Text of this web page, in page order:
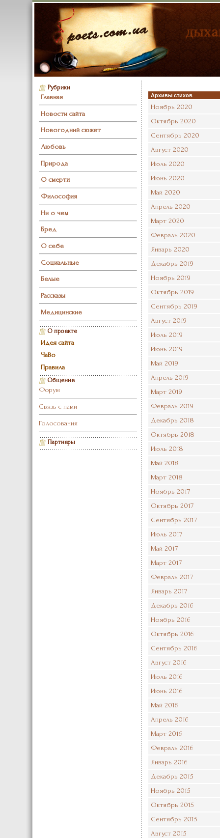
Рубрики
Главная
Новости сайта
Новогодний сюжет
Любовь
Природа
О смерти
Философия
Ни о чем
Бред
О себе
Социальные
Белые
Рассказы
Медицинские
О проекте
Идея сайта
ЧаВо
Правила
Общение
Форум
Связь с нами
Голосования
Партнеры
Архивы стихов
Ноябрь 2020
Октябрь 2020
Сентябрь 2020
Август 2020
Июль 2020
Июнь 2020
Май 2020
Апрель 2020
Март 2020
Февраль 2020
Январь 2020
Декабрь 2019
Ноябрь 2019
Октябрь 2019
Сентябрь 2019
Август 2019
Июль 2019
Июнь 2019
Май 2019
Апрель 2019
Март 2019
Февраль 2019
Декабрь 2018
Октябрь 2018
Июль 2018
Май 2018
Март 2018
Ноябрь 2017
Октябрь 2017
Сентябрь 2017
Июль 2017
Май 2017
Март 2017
Февраль 2017
Январь 2017
Декабрь 2016
Ноябрь 2016
Октябрь 2016
Сентябрь 2016
Август 2016
Июль 2016
Июнь 2016
Май 2016
Апрель 2016
Март 2016
Февраль 2016
Январь 2016
Декабрь 2015
Ноябрь 2015
Октябрь 2015
Сентябрь 2015
Август 2015